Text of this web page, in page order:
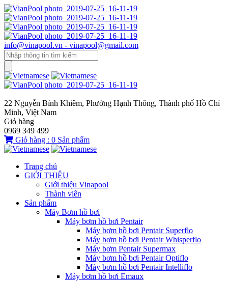
info@vinapool.vn - vinapool@gmail.com
22 Nguyễn Bỉnh Khiêm, Phường Hạnh Thông, Thành phố Hồ Chí
Minh, Việt Nam
Giỏ hàng
0969 349 499
Giỏ hàng : 0 Sản phẩm
Trang chủ
GIỚI THIỆU
Giới thiệu Vinapool
Thành viên
Sản phẩm
Máy Bơm hồ bơi
Máy bơm hồ bơi Pentair
Máy bơm hồ bơi Pentair Superflo
Máy bơm hồ bơi Pentair Whisperflo
Máy bơm Pentair Supermax
Máy bơm hồ bơi Pentair Optiflo
Máy bơm hồ bơi Pentair Intelliflo
Máy bơm hồ bơi Emaux